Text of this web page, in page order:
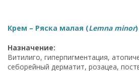
Крем – Ряска малая (Lemna minor)
Назначение:
Витилиго, гиперпигментация,
себорейный дерматит, розацеа,